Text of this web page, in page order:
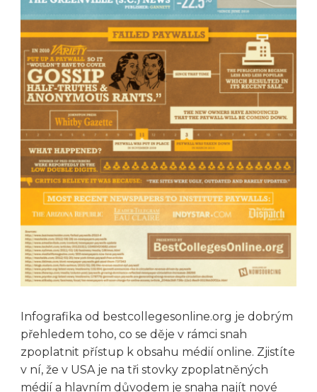
Infografika od bestcollegesonline.org je dobrým
přehledem toho, co se děje v rámci snah
zpoplatnit přístup k obsahu médií online. Zjistíte
v ní, že v USA je na tři stovky zpoplatněných
médií a hlavním důvodem je snaha najít nové